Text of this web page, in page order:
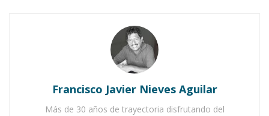
de Amatlán de Cañas desencadenó un
torrente de descontento entre los habitantes,
especialmente hacia la elección de María de
Jesús Rodríguez Barrera por la alianza Morena,
Verde Ecologista y Partido del Trabajo.
Francisco Javier Nieves Aguilar
Más de 30 años de trayectoria disfrutando del